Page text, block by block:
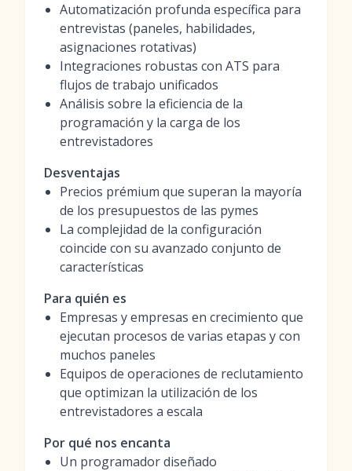
Automatización profunda específica para
entrevistas (paneles, habilidades,
asignaciones rotativas)
Integraciones robustas con ATS para
flujos de trabajo unificados
Análisis sobre la eficiencia de la
programación y la carga de los
entrevistadores
Desventajas
Precios prémium que superan la mayoría
de los presupuestos de las pymes
La complejidad de la configuración
coincide con su avanzado conjunto de
características
Para quién es
Empresas y empresas en crecimiento que
ejecutan procesos de varias etapas y con
muchos paneles
Equipos de operaciones de reclutamiento
que optimizan la utilización de los
entrevistadores a escala
Por qué nos encanta
Un programador diseñado